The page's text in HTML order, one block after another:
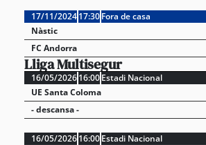
17/11/202417:30Fora de casa
Nàstic
FC Andorra
Lliga Multisegur
16/05/202616:00Estadi Nacional
UE Santa Coloma
- descansa -
16/05/202616:00Estadi Nacional